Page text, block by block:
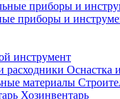
приборы и
инструмент
Оснастка
Хозинвентарь